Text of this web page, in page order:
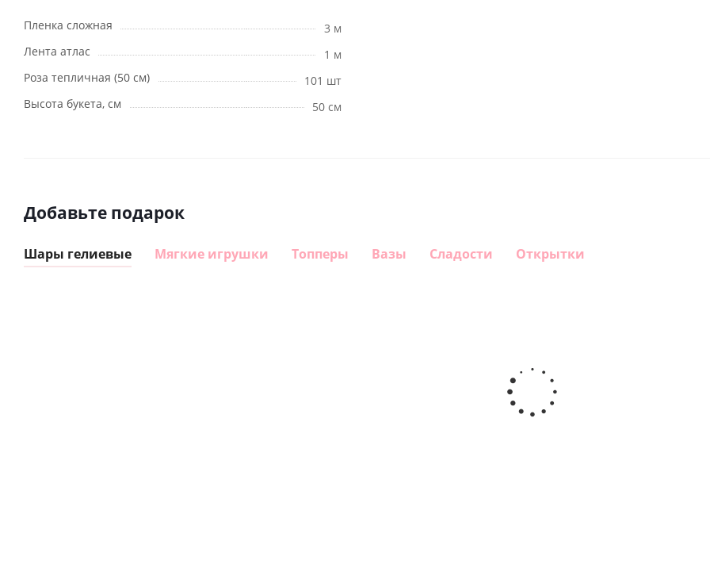
Пленка сложная
3 м
Лента атлас
1 м
Роза тепличная (50 см)
101 шт
Высота букета, см
50 см
Добавьте подарок
Шары гелиевые Мягкие игрушки Топперы Вазы Сладости Открытки
гелиевый
цифра 1
(40х102